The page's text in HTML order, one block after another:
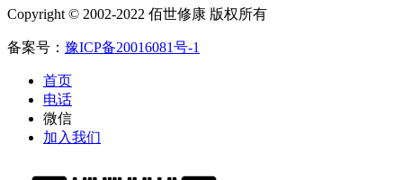
Copyright © 2002-2022 佰世修康 版权所有
备案号： 豫ICP备20016081号-1
首页
电话
微信
加入我们